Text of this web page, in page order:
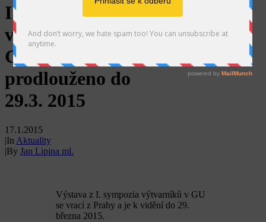
I. sympozium
výtvarníků v
GU-
prodlouženo do
29.3. 2015
17.1.2015
|In Aktuality
|By Jan Lipina ml.
Výstava z I. sympozia výtvarníků v GU
se vrací z Prahy a je k vidění do 29.
března 2015.